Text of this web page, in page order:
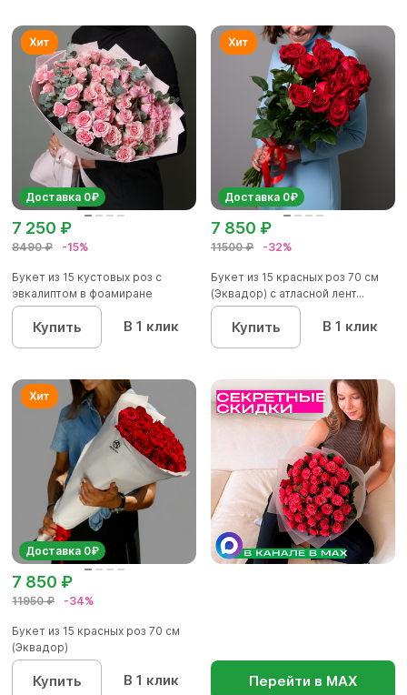
Доставка 0₽
8490 ₽ -15%
7 250 ₽
Букет из 15 кустовых роз с
эвкалиптом в фоамиране
Купить В 1 клик
Доставка 0₽
11500 ₽ -32%
7 850 ₽
Букет из 15 красных роз 70 см
(Эквадор) с атласной лент...
Купить В 1 клик
Доставка 0₽
11950 ₽ -34%
7 850 ₽
Букет из 15 красных роз 70 см
(Эквадор)
Купить В 1 клик Перейти в МАХ